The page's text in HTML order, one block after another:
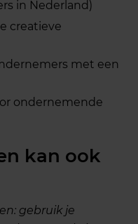
in Nederland)
creatieve
met een
ondernemende
kan ook
gebruik je